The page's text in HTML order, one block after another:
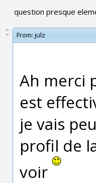
question presque
From: julz
Ah merci
est
je vais
profil de
voir